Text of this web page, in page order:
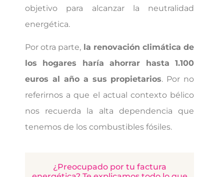
objetivo para alcanzar la neutralidad
energética.
Por otra parte, la renovación climática de
los hogares haría ahorrar hasta 1.100
euros al año a sus propietarios. Por no
referirnos a que el actual contexto bélico
nos recuerda la alta dependencia que
tenemos de los combustibles fósiles.
¿Preocupado por tu factura